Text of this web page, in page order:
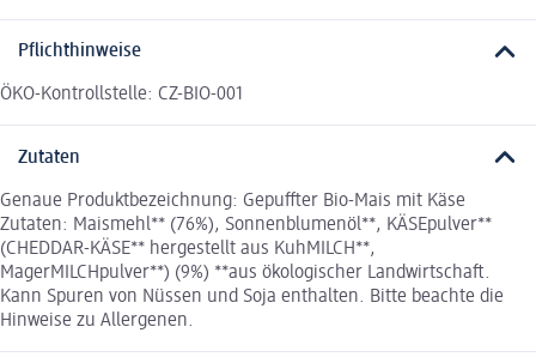
Pflichthinweise
ÖKO-Kontrollstelle: CZ-BIO-001
Zutaten
Genaue Produktbezeichnung: Gepuffter Bio-Mais mit Käse
Zutaten: Maismehl** (76%), Sonnenblumenöl**, KÄSEpulver**
(CHEDDAR-KÄSE** hergestellt aus KuhMILCH**,
MagerMILCHpulver**) (9%) **aus ökologischer Landwirtschaft.
Kann Spuren von Nüssen und Soja enthalten. Bitte beachte die
Hinweise zu Allergenen.